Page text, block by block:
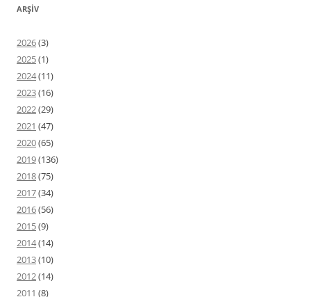
ARŞIV
2026(3)
2025(1)
2024(11)
2023(16)
2022(29)
2021 (47)
2020(65)
2019(136)
2018(75)
2017(34)
2016(56)
2015(9)
2014(14)
2013(10)
2012(14)
2011 (8)